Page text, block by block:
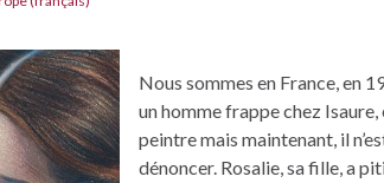
Nous sommes en France, en
un homme frappe chez
peintre mais maintenant, il
dénoncer. Rosalie, sa fille, a